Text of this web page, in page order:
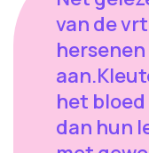
van de
het
dan hun